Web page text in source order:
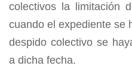
colectivos la limitación
cuando el expediente se
despido colectivo se
a dicha fecha.